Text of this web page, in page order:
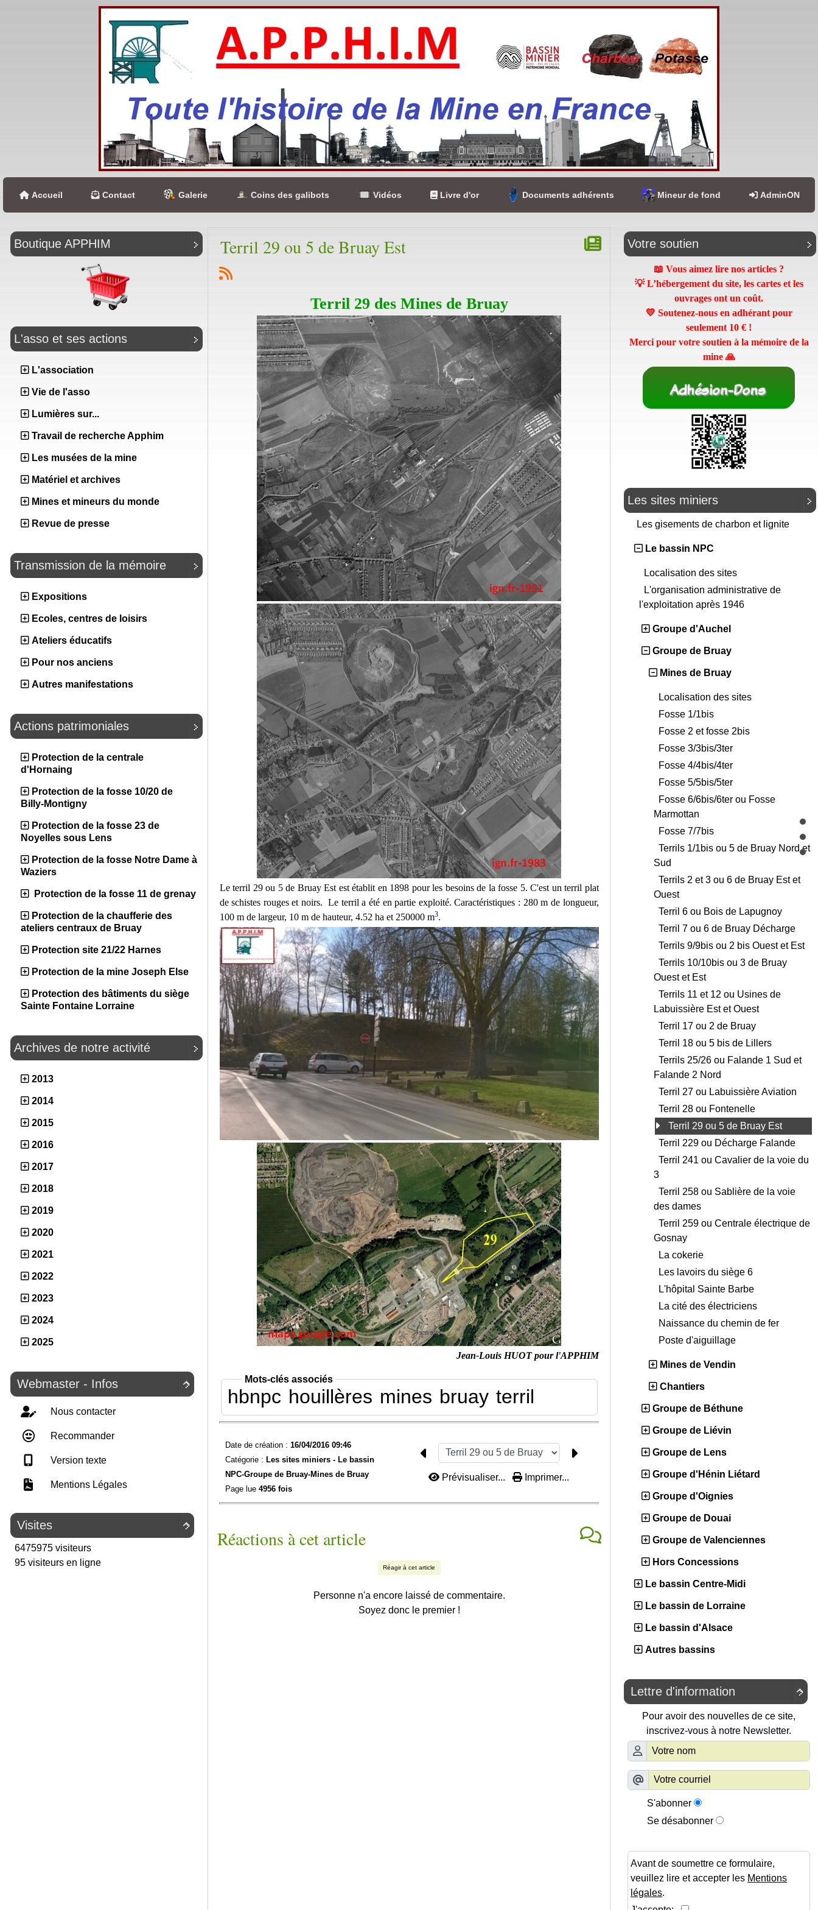
Accueil Contact Galerie Coins des galibots Vidéos Livre d'or Documents adhérents Mineur de fond AdminON
Boutique APPHIM
L'asso et ses actions
L'association
Vie de l'asso
Lumières sur...
Travail de recherche Apphim
Les musées de la mine
Matériel et archives
Mines et mineurs du monde
Revue de presse
Transmission de la mémoire
Expositions
Ecoles, centres de loisirs
Ateliers éducatifs
Pour nos anciens
Autres manifestations
Actions patrimoniales
Protection de la centrale
d'Hornaing
Protection de la fosse 10/20 de
Billy-Montigny
Protection de la fosse 23 de
Noyelles sous Lens
Protection de la fosse Notre Dame à
Waziers
Protection de la fosse 11 de grenay
Protection de la chaufferie des
ateliers centraux de Bruay
Protection site 21/22 Harnes
Protection de la mine Joseph Else
Protection des bâtiments du siège
Sainte Fontaine Lorraine
Archives de notre activité
2013
2014
2015
2016
2017
2018
2019
2020
2021
2022
2023
2024
2025

Webmaster - Infos
Nous contacter
Recommander
Version texte
Mentions Légales

Visites
6475975 visiteurs
95 visiteurs en ligne
Terril 29 ou 5 de Bruay Est
Terril 29 des Mines de Bruay
Le terril 29 ou 5 de Bruay Est est établit en 1898 pour les besoins de la fosse 5. C'est un terril plat
de schistes rouges et noirs. Le terril a été en partie exploité. Caractéristiques : 280 m de longueur,
100 m de largeur, 10 m de hauteur, 4.52 ha et 250000 m3.
Jean-Louis HUOT pour l'APPHIM
Mots-clés associés
hbnpc houillères mines bruay terril
Date de création : 16/04/2016 09:46
Catégorie : Les sites miniers - Le bassin
NPC-Groupe de Bruay-Mines de Bruay
Page lue 4956 fois
Prévisualiser... Imprimer...
Réactions à cet article
Réagir à cet article
Personne n'a encore laissé de commentaire.
Soyez donc le premier !
Votre soutien
📖 Vous aimez lire nos articles ?
💡 L’hébergement du site, les cartes et les
ouvrages ont un coût.
💛 Soutenez-nous en adhérant pour
seulement 10 € !
Merci pour votre soutien à la mémoire de la
mine 🙏
Les sites miniers
Les gisements de charbon et lignite
Le bassin NPC
Localisation des sites
L'organisation administrative de
l'exploitation après 1946
Groupe d'Auchel
Groupe de Bruay
Mines de Bruay
Localisation des sites
Fosse 1/1bis
Fosse 2 et fosse 2bis
Fosse 3/3bis/3ter
Fosse 4/4bis/4ter
Fosse 5/5bis/5ter
Fosse 6/6bis/6ter ou Fosse
Marmottan
Fosse 7/7bis
Terrils 1/1bis ou 5 de Bruay Nord et
Sud
Terrils 2 et 3 ou 6 de Bruay Est et
Ouest
Terril 6 ou Bois de Lapugnoy
Terril 7 ou 6 de Bruay Décharge
Terrils 9/9bis ou 2 bis Ouest et Est
Terrils 10/10bis ou 3 de Bruay
Ouest et Est
Terrils 11 et 12 ou Usines de
Labuissière Est et Ouest
Terril 17 ou 2 de Bruay
Terril 18 ou 5 bis de Lillers
Terrils 25/26 ou Falande 1 Sud et
Falande 2 Nord
Terril 27 ou Labuissière Aviation
Terril 28 ou Fontenelle
Terril 29 ou 5 de Bruay Est
Terril 229 ou Décharge Falande
Terril 241 ou Cavalier de la voie du
3
Terril 258 ou Sablière de la voie
des dames
Terril 259 ou Centrale électrique de
Gosnay
La cokerie
Les lavoirs du siège 6
L'hôpital Sainte Barbe
La cité des électriciens
Naissance du chemin de fer
Poste d'aiguillage
Mines de Vendin
Chantiers
Groupe de Béthune
Groupe de Liévin
Groupe de Lens
Groupe d'Hénin Liétard
Groupe d'Oignies
Groupe de Douai
Groupe de Valenciennes
Hors Concessions
Le bassin Centre-Midi
Le bassin de Lorraine
Le bassin d'Alsace
Autres bassins

Lettre d'information
Pour avoir des nouvelles de ce site,
inscrivez-vous à notre Newsletter.
S'abonner
Se désabonner
Avant de soumettre ce formulaire,
veuillez lire et accepter les Mentions
légales.